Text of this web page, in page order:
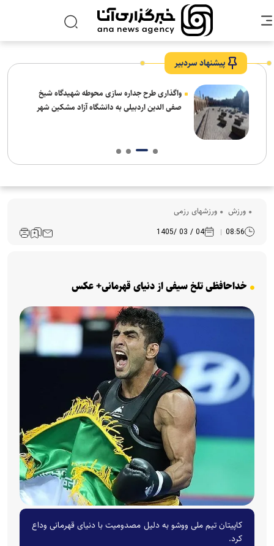
پیشنهاد سردبیر
واگذاری طرح جداره سازی محوطه شهیدگاه شیخ
صفی الدین اردبیلی به دانشگاه آزاد مشکین شهر
ورزش ورزشهای رزمی
08:56
04 / 03 /1405
خداحافظی تلخ سیفی از دنیای قهرمانی+ عکس
کاپیتان تیم ملی ووشو به دلیل مصدومیت با دنیای قهرمانی وداع
کرد.